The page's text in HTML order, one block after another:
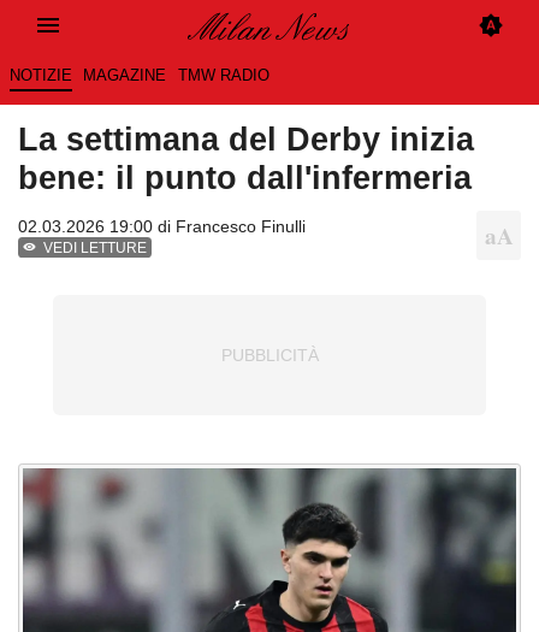
NOTIZIE MAGAZINE TMW RADIO
La settimana del Derby inizia
bene: il punto dall'infermeria
02.03.2026 19:00 di Francesco Finulli
VEDI LETTURE